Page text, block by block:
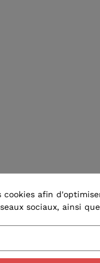
cookies afin
sociaux, ainsi